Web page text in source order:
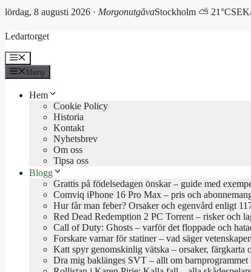
lördag, 8 augusti 2026 · MorgonutgåvaStockholm ⛅ 21°C
till
Ledartorget
Meny
Meny
Hem
Cookie Policy
Historia
Kontakt
Nyhetsbrev
Om oss
Tipsa oss
Blogg
Grattis på födelsedagen önskar – guide med
Comviq iPhone 16 Pro Max – pris och
Hur får man feber? Orsaker och egenvård enligt
Red Dead Redemption 2 PC Torrent – risker och
Call of Duty: Ghosts – varför det floppade och
Forskare varnar för statiner – vad säger vetenskapen
Katt spyr genomskinlig vätska – orsaker, färgkarta
Dra mig baklänges SVT – allt om barnprogrammet